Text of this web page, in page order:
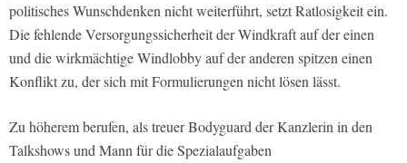
politisches Wunschdenken nicht weiterführt, setzt Ratlosigkeit ein.
Die fehlende Versorgungssicherheit der Windkraft auf der einen
und die wirkmächtige Windlobby auf der anderen spitzen einen
Konflikt zu, der sich mit Formulierungen nicht lösen lässt.
Zu höherem berufen, als treuer Bodyguard der Kanzlerin in den
Talkshows und Mann für die Spezialaufgaben